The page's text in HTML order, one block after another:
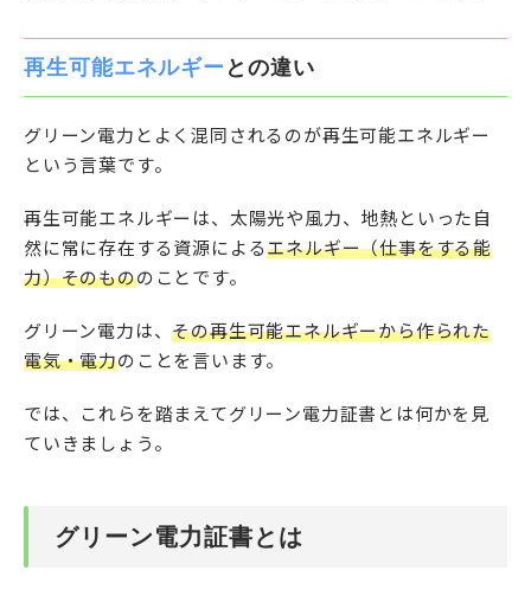
再生可能エネルギー との違い
グリーン電力とよく混同されるのが再生可能エネルギー
という言葉です。
再生可能エネルギーは、太陽光や風力、地熱といった自
然に常に存在する資源によるエネルギー（仕事をする能
力）そのもののことです。
グリーン電力は、その再生可能エネルギーから作られた
電気・電力のことを言います。
では、これらを踏まえてグリーン電力証書とは何かを見
ていきましょう。
グリーン電力証書とは